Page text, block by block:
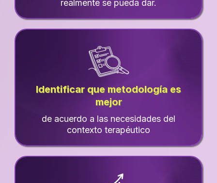
realmente se pueda dar.
Identificar que metodología es
mejor
de acuerdo a las necesidades del
contexto terapéutico